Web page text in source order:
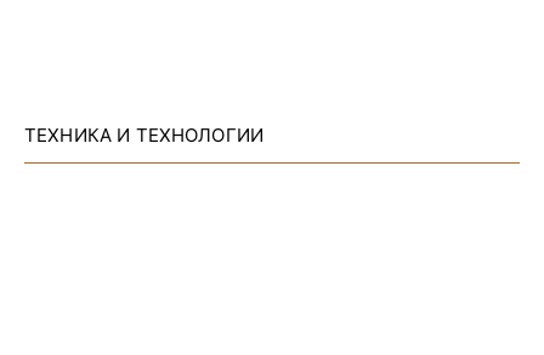
ТЕХНИКА И ТЕХНОЛОГИИ